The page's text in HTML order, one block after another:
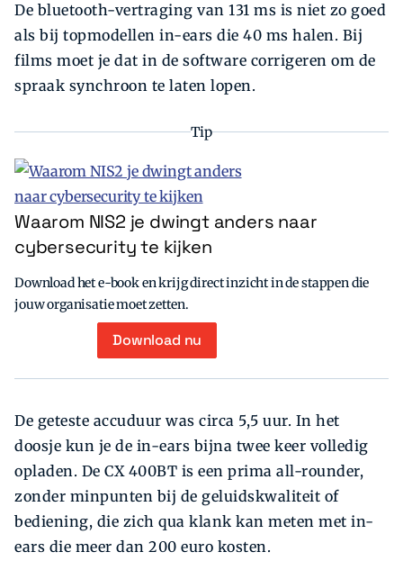
De bluetooth-vertraging van 131 ms is niet zo goed
als bij topmodellen in-ears die 40 ms halen. Bij
films moet je dat in de software corrigeren om de
spraak synchroon te laten lopen.
Tip
Waarom NIS2 je dwingt anders naar
cybersecurity te kijken
Download het e-book en krijg direct inzicht in de stappen die
jouw organisatie moet zetten.
Download nu
De geteste accuduur was circa 5,5 uur. In het
doosje kun je de in-ears bijna twee keer volledig
opladen. De CX 400BT is een prima all-rounder,
zonder minpunten bij de geluidskwaliteit of
bediening, die zich qua klank kan meten met in-
ears die meer dan 200 euro kosten.